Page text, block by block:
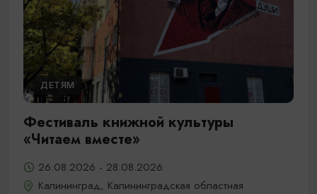
ДЕТЯМ
Фестиваль книжной культуры
«Читаем вместе»
26.08.2026 - 28.08.2026
Калининград, Калининградская областная